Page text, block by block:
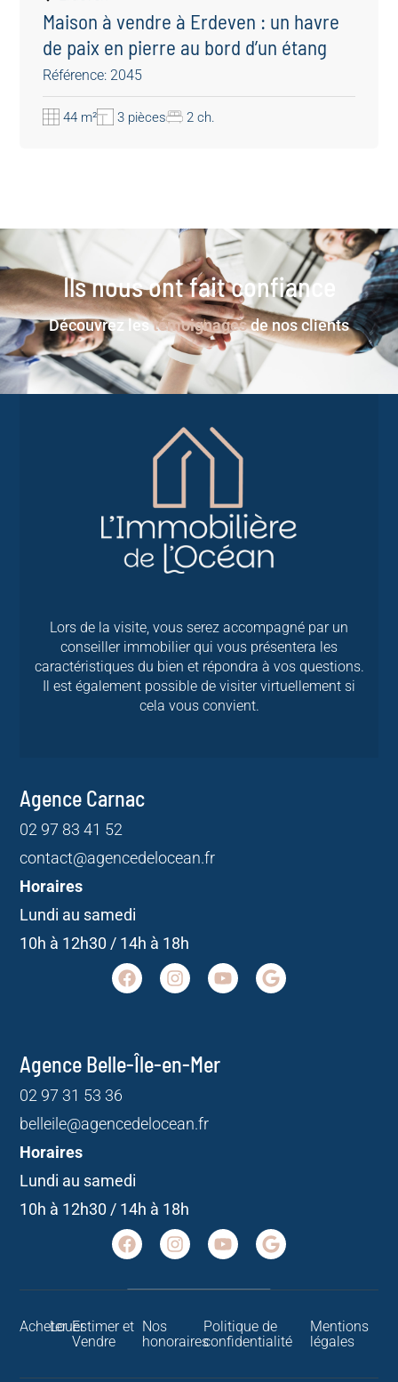
Maison à vendre à Erdeven : un havre
de paix en pierre au bord d’un étang
sauvage
Référence: 2045
44 m² 3 pièces 2 ch.
Ils nous ont fait confiance
Découvrez lestémoignagesde nos clients
Agence Carnac
02 97 83 41 52
contact@agencedelocean.fr
Horaires
Lundi au samedi
10h à 12h30 / 14h à 18h
Lors de la visite, vous serez accompagné par un
conseiller immobilier qui vous présentera les
caractéristiques du bien et répondra à vos questions.
Il est également possible de visiter virtuellement si
cela vous convient.
Agence Belle-Île-en-Mer
02 97 31 53 36
belleile@agencedelocean.fr
Horaires
Lundi au samedi
10h à 12h30 / 14h à 18h
AcheterLouerEstimer et
Vendre
Nos
honoraires
Politique de
confidentialité
Mentions
légales